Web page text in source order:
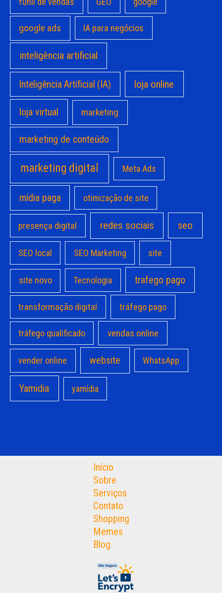
google ads IA para negócios
inteligência artificial
Inteligência Artificial (IA) loja online
loja virtual marketing
marketing de conteúdo
marketing digital Meta Ads
mídia paga otimização de site
presença digital redes sociais seo
SEO local SEO Marketing site
site novo Tecnologia trafego pago
transformação digital tráfego pago
tráfego qualificado vendas online
vender online website WhatsApp
Yamidia yamídia
Início
Sobre
Serviços
Contato
Shopping
Memes
Blog